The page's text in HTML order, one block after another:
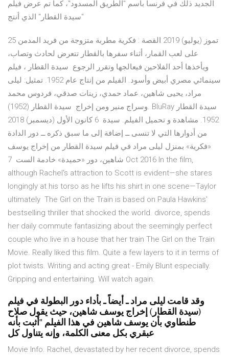
الجديد ذلك في فرنسا باسم "الطريق المسدود"، كما تم عرض فيلم
25 تموز (يوليو) 2019 القصة : فكرية مطربة متزوجة من فريد المدمن
على لعب القمار، أثناء سفرها بالقطار تتعرض لحادث وتصاب،
ويأخذها أحد الفلاحين فيعالجها وتقرر الرجوع سيدة القطار ، فيلم
سينمائي مصري أبيض وأسود. الفيلم من إنتاج عام 1952. تمثيل: ليلى
مراد، يحيى شاهين، عماد حمدي، زينات صدقي، فردوس محمد
وسراج منير ومن إخراج سيدة القطار (1952). BluRay سيدة القطار
1952. مشاهدة و تحميل الفيلم. سيدة 6 كانون الأول (ديسمبر) 2018
من أدوارها التي لا تنسى ــ إضافة إلى ما سبق ذكره ــ دور الدادة
«فكرية» بمنزل ليلى مراد في فيلم سيدة القطار من إخراج يوسف
شاهين، دور «حميدة» خادمة الست 7 Oct 2016 In the film,
although Rachel's attraction to Scott is evident—she stares
longingly at his torso as he lifts his shirt in one scene—Taylor
ultimately The Girl on the Train is based on Paula Hawkins'
bestselling thriller that shocked the world. divorce, spends
her daily commute fantasizing about the seemingly perfect
couple who live in a house that her train The Girl on the Train
Movie. Really liked this film. Quite a few layers to it in terms of
plot twists. Writing and acting great - Emily Blunt especially.
Gripping and entertaining. Will watch again.
وقد قامت ليلى مراد ـ أيضاً ـ بأداء دور البطولة في فيلم
(سيدة القطار) إخراج يوسف شاهين، حيث يقول صلاح
طنطاوي بأن يوسف شاهين في هذا الفيلم "أثبت بأنه
عبقري بكل معنى الكلمة، وإنه يتناول كل
Movie Info. Rachel, devastated by her recent divorce, spends